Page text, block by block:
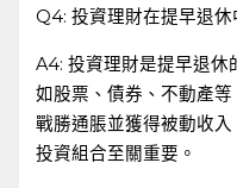
Q4: 投資理財在提早退休
A4: ⁤投資理財是提早退休
如股票、債券、不動產
戰勝通脹並獲得被動收
投資組合至關重要。